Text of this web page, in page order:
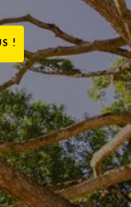
!